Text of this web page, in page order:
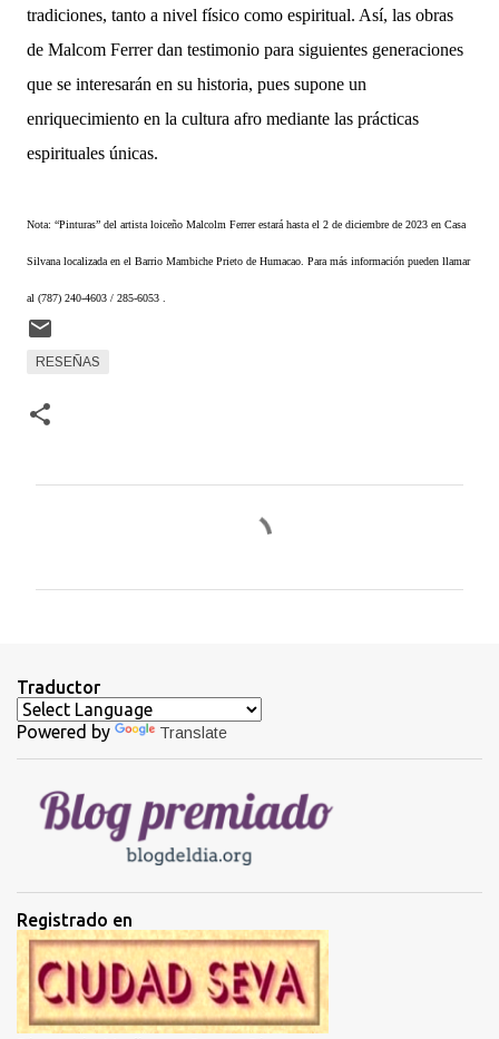
tradiciones, tanto a nivel físico como espiritual. Así, las obras
de Malcom Ferrer dan testimonio para siguientes generaciones
que se interesarán en su historia, pues supone un
enriquecimiento en la cultura afro mediante las prácticas
espirituales únicas.
Nota: “Pinturas” del artista loiceño Malcolm Ferrer estará hasta el 2 de diciembre de 2023 en Casa
Silvana localizada en el Barrio Mambiche Prieto de Humacao. Para más información pueden llamar
al (787) 240-4603 / 285-6053 .
RESEÑAS
a
r
o
s
Traductor
Powered by Translate
Registrado en